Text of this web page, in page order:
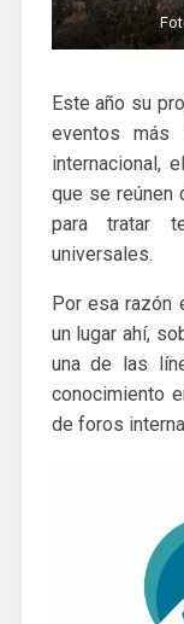
Este año su
eventos
internacional, el
que se reúnen
para tratar
universales.
Por esa razón
un lugar ahí,
una de las
conocimiento
de foros